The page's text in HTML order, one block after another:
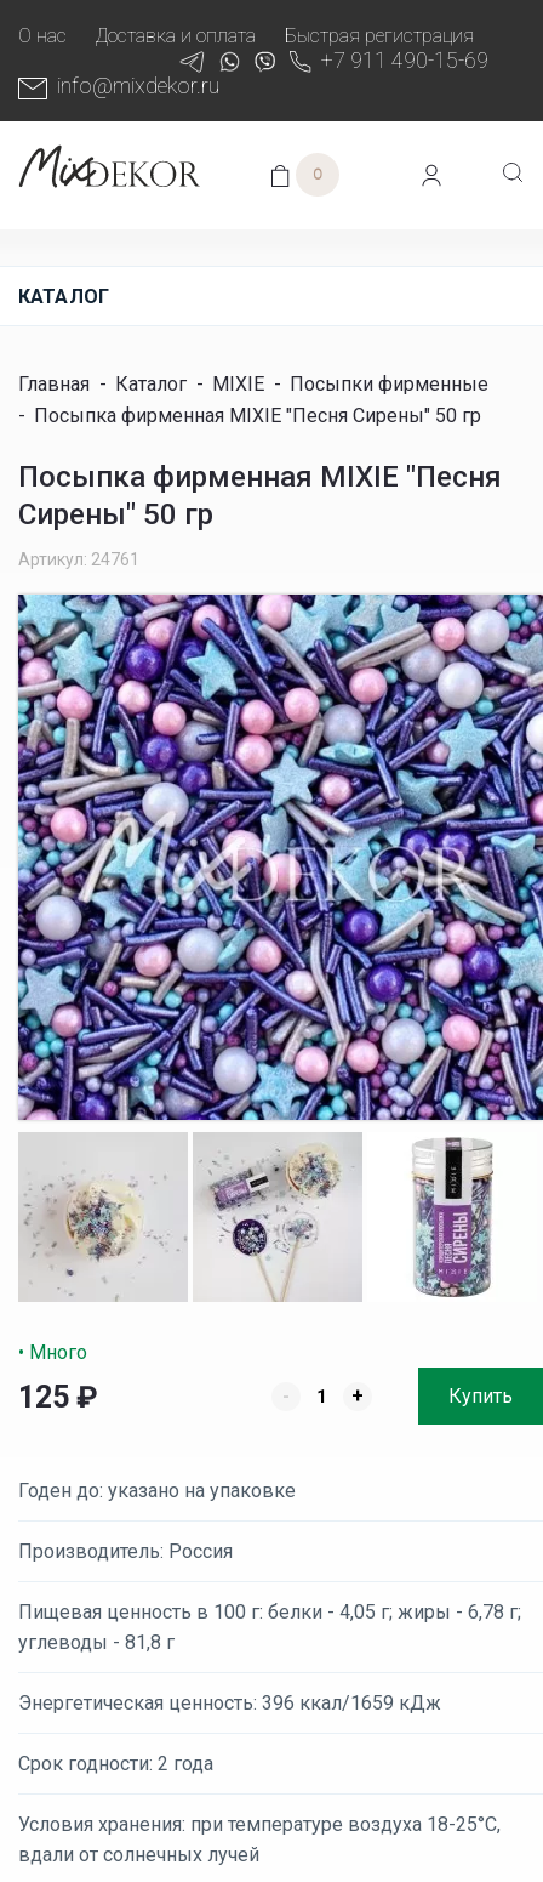
О нас Доставка и оплата Быстрая регистрация
+7 911 490-15-69
info@mixdekor.ru
0
КАТАЛОГ
Главная - Каталог - MIXIE - Посыпки фирменные
- Посыпка фирменная MIXIE "Песня Сирены" 50 гр
Посыпка фирменная MIXIE "Песня
Сирены" 50 гр
Артикул: 24761
• Много
125 ₽ - + Купить
Годен до: указано на упаковке
Производитель: Россия
Пищевая ценность в 100 г: белки - 4,05 г; жиры - 6,78 г;
углеводы - 81,8 г
Энергетическая ценность: 396 ккал/1659 кДж
Срок годности: 2 года
Условия хранения: при температуре воздуха 18-25°С,
вдали от солнечных лучей